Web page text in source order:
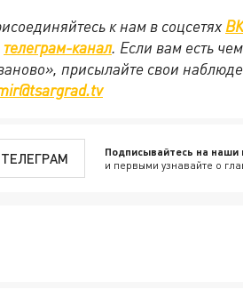
к нам в соцсетях
телеграм-канал. Если вам есть
присылайте свои
ТЕЛЕГРАМ Подписывайтесь на наши
и первыми узнавайте о